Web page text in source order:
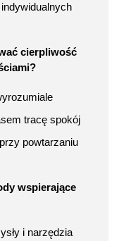
cierpliwość
tracę spokój
powtarzaniu
wspierające
i narzędzia